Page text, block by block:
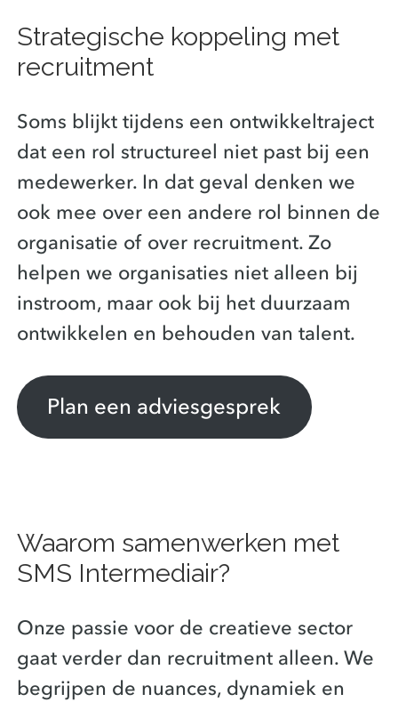
Strategische koppeling met
recruitment
Soms blijkt tijdens een ontwikkeltraject
dat een rol structureel niet past bij een
medewerker. In dat geval denken we
ook mee over een andere rol binnen de
organisatie of over recruitment. Zo
helpen we organisaties niet alleen bij
instroom, maar ook bij het duurzaam
ontwikkelen en behouden van talent.
Plan een adviesgesprek
Waarom samenwerken met
SMS Intermediair?
Onze passie voor de creatieve sector
gaat verder dan recruitment alleen. We
begrijpen de nuances, dynamiek en